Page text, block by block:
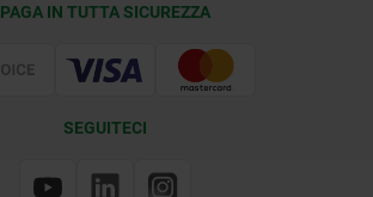
PAGA IN TUTTA SICUREZZA
SEGUITECI